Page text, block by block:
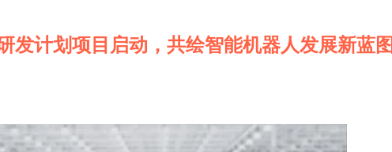
发计划项目启动，共绘智能机器人发展新蓝图